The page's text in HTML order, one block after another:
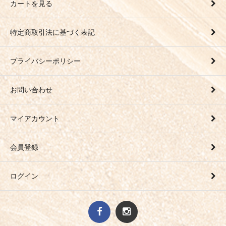
カートを見る
特定商取引法に基づく表記
プライバシーポリシー
お問い合わせ
マイアカウント
会員登録
ログイン